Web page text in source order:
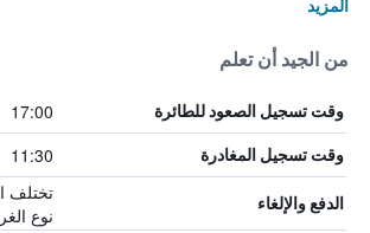
المزيد
من الجيد أن تعلم
وقت تسجيل الصعود للطائرة 17:00
وقت تسجيل المغادرة 11:30
الدفع والإلغاء
تختلف
نوع